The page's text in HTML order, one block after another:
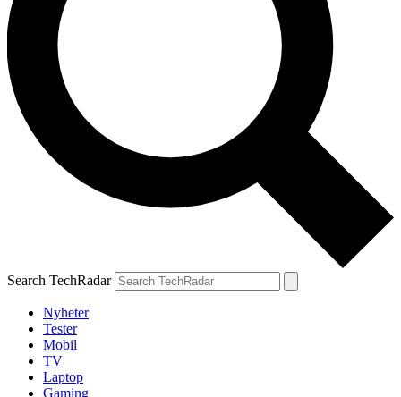
Search TechRadar
Nyheter
Tester
Mobil
TV
Laptop
Gaming